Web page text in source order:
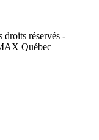
réservés -
Québec